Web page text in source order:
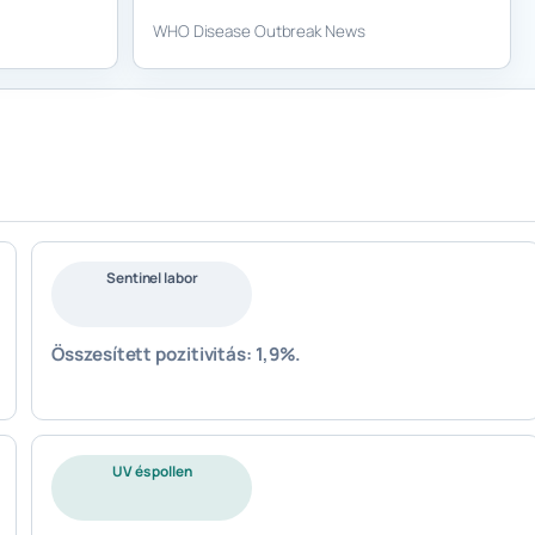
WHO Disease Outbreak News
Sentinel labor
Összesített pozitivitás: 1,9%.
UV és pollen